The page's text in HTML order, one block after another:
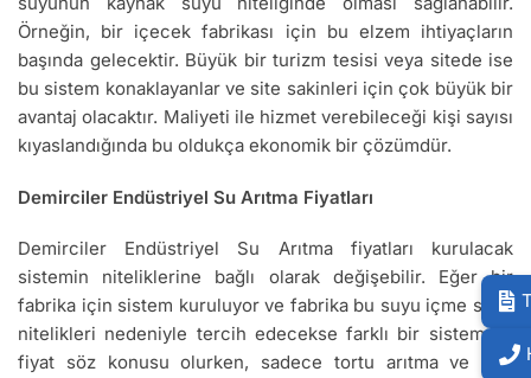
Örneğin, bir içecek fabrikası için bu elzem ihtiyaçların
başında gelecektir. Büyük bir turizm tesisi veya sitede ise
bu sistem konaklayanlar ve site sakinleri için çok büyük bir
avantaj olacaktır. Maliyeti ile hizmet verebileceği kişi sayısı
kıyaslandığında bu oldukça ekonomik bir çözümdür.
Demirciler Endüstriyel Su Arıtma Fiyatları
Demirciler Endüstriyel Su Arıtma fiyatları kurulacak
sistemin niteliklerine bağlı olarak değişebilir. Eğer bir
fabrika için sistem kuruluyor ve fabrika bu suyu içme suyu
nitelikleri nedeniyle tercih edecekse farklı bir sistem ve
fiyat söz konusu olurken, sadece tortu arıtma ve ağır